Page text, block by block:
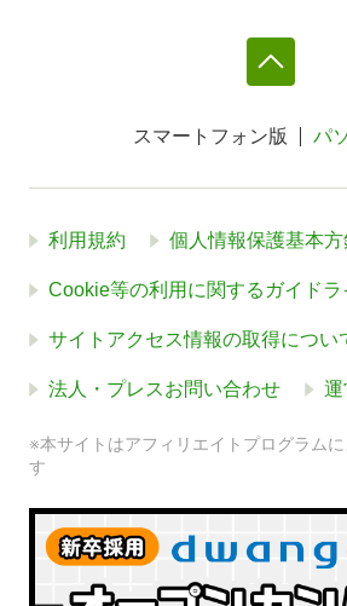
スマートフォン版 パ
利用規約 個人情報保護基本方
Cookie等の利用に関するガイドラ
サイトアクセス情報の取得につい
法人・プレスお問い合わせ 運
※本サイトはアフィリエイトプログラム
す